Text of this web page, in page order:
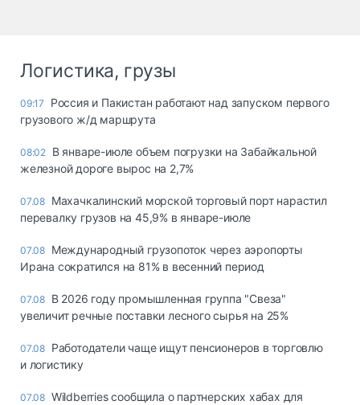
Логистика, грузы
09:17
Россия и Пакистан работают над запуском первого
грузового ж/д маршрута
08:02 В январе-июле объем погрузки на Забайкальной
железной дороге вырос на 2,7%
07.08 Махачкалинский морской торговый порт нарастил
перевалку грузов на 45,9% в январе-июле
07.08 Международный грузопоток через аэропорты
Ирана сократился на 81% в весенний период
07.08 В 2026 году промышленная группа "Свеза"
увеличит речные поставки лесного сырья на 25%
07.08 Работодатели чаще ищут пенсионеров в торговлю
и логистику
07.08 Wildberries сообщила о партнерских хабах для